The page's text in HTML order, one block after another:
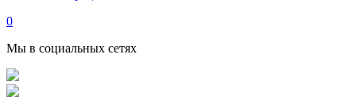
0
Мы в социальных сетях